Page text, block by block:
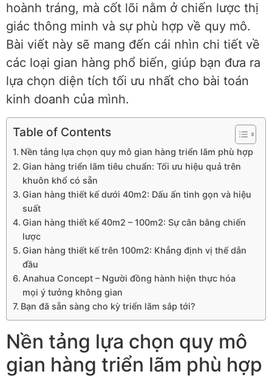
hoành tráng, mà cốt lõi nằm ở chiến lược thị
giác thông minh và sự phù hợp về quy mô.
Bài viết này sẽ mang đến cái nhìn chi tiết về
các loại gian hàng phổ biến, giúp bạn đưa ra
lựa chọn diện tích tối ưu nhất cho bài toán
kinh doanh của mình.
Table of Contents
Nền tảng lựa chọn quy mô gian hàng triển lãm phù hợp
Gian hàng triển lãm tiêu chuẩn: Tối ưu hiệu quả trên
khuôn khổ có sẵn
Gian hàng thiết kế dưới 40m2: Dấu ấn tinh gọn và hiệu
suất
Gian hàng thiết kế 40m2 – 100m2: Sự cân bằng chiến
lược
Gian hàng thiết kế trên 100m2: Khẳng định vị thế dẫn
đầu
Anahua Concept – Người đồng hành hiện thực hóa
mọi ý tưởng không gian
Bạn đã sẵn sàng cho kỳ triển lãm sắp tới?
Nền tảng lựa chọn quy mô
gian hàng triển lãm phù hợp